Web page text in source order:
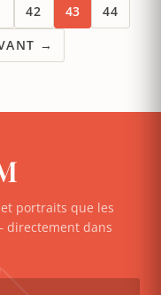
42 43
44
→
portraits que les
dans